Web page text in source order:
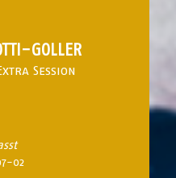
GOLLER
Session
02